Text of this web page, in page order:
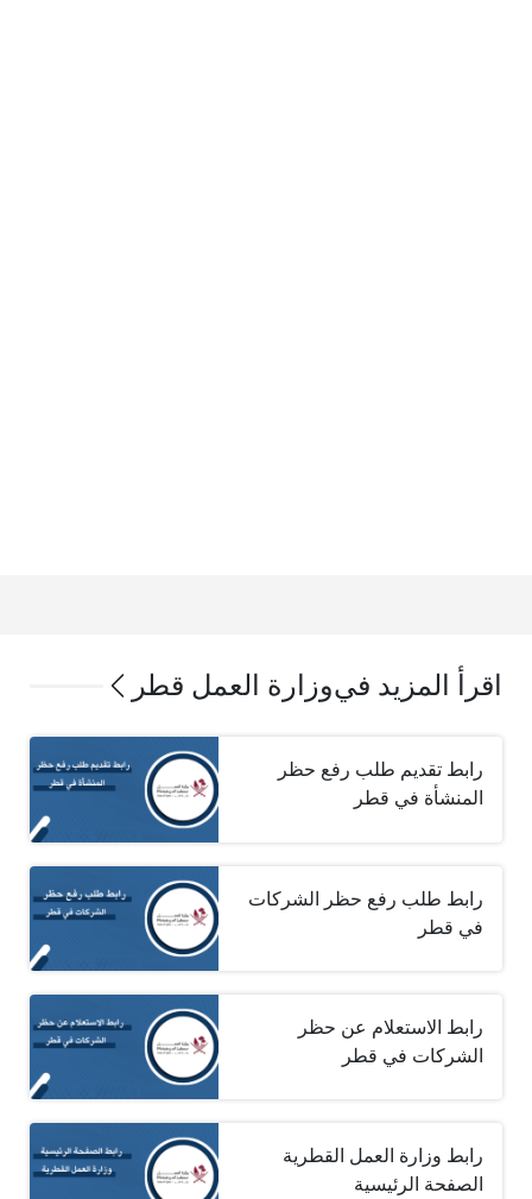
اقرأ المزيد فيوزارة العمل قطر
رابط تقديم طلب رفع حظر
المنشأة في قطر
رابط طلب رفع حظر الشركات
في قطر
رابط الاستعلام عن حظر
الشركات في قطر
رابط وزارة العمل القطرية
الصفحة الرئيسية‎